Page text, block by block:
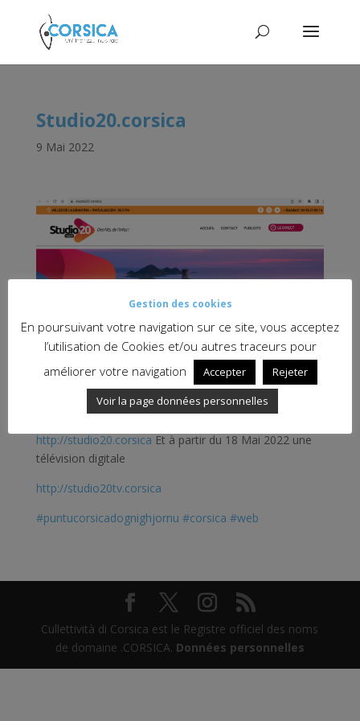
Studio20.corsica
9 Mai 2022
Studio 20 c’est une radio fm sur le 90.5fm dans la
vallée de la Gravona, ainsi que dans le Pays Ajaccien.
http://studio20.corsica Et à partir du 18 Mai 2022 une
télévision digitale
http://studio20tv.corsica
#puntucorsicadognighjornu #corsica #web
Cullettività di Corsica est le Registre officiel des noms
de domaine .CORSICA. Données personnelles
Gestion des cookies
En poursuivant votre navigation sur ce site, vous acceptez
l’utilisation de Cookies et/ou autres traceurs pour
améliorer votre navigation
Accepter
Rejeter
Voir la page données personnelles